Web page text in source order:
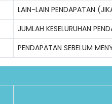
LAIN-LAIN PENDAPATAN
JUMLAH KESELURUHAN
PENDAPATAN SEBELUM